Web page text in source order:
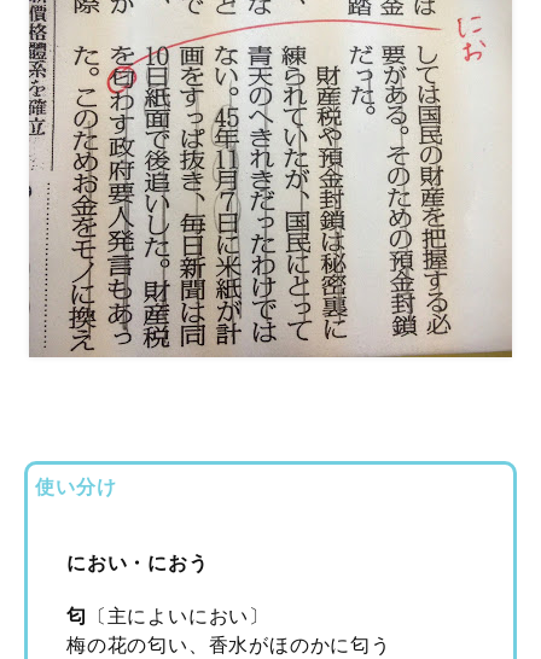
使い分け
におい・におう
匂 〔主によいにおい〕
梅の花の匂い、香水がほのかに匂う